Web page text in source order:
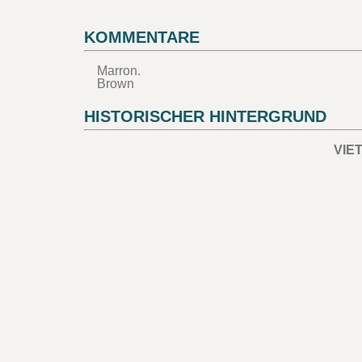
KOMMENTARE
Marron.
Brown
HISTORISCHER HINTERGRUND